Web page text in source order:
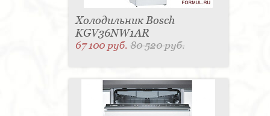
Холодильник Bosch
KGV36NW1AR
67 100 руб.80 520 руб.